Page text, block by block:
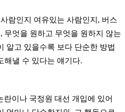
람인지 여유있는 사람인지 , 버스
, 무엇을 원하고 무엇을 원하지 않는
알고 있을수록 보다 단순한 방법
해낼 수 있다는 얘기다.
란이나 국정원 대선 개입에 있어